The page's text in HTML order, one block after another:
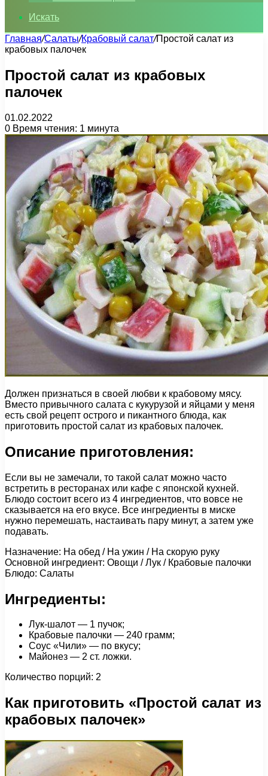
Искать
Главная/Салаты/Крабовый салат/Простой салат из
крабовых палочек
Простой салат из крабовых
палочек
01.02.2022
0 Время чтения: 1 минута
Должен признаться в своей любви к крабовому мясу.
Вместо привычного салата с кукурузой и яйцами у меня
есть свой рецепт острого и пикантного блюда, как
приготовить простой салат из крабовых палочек.
Описание приготовления:
Если вы не замечали, то такой салат можно часто
встретить в ресторанах или кафе с японской кухней.
Блюдо состоит всего из 4 ингредиентов, что вовсе не
сказывается на его вкусе. Все ингредиенты в миске
нужно перемешать, настаивать пару минут, а затем уже
подавать.
Назначение: На обед / На ужин / На скорую руку
Основной ингредиент: Овощи / Лук / Крабовые палочки
Блюдо: Салаты
Ингредиенты:
Лук-шалот — 1 пучок;
Крабовые палочки — 240 грамм;
Соус «Чили» — по вкусу;
Майонез — 2 ст. ложки.
Количество порций: 2
Как приготовить «Простой салат из
крабовых палочек»